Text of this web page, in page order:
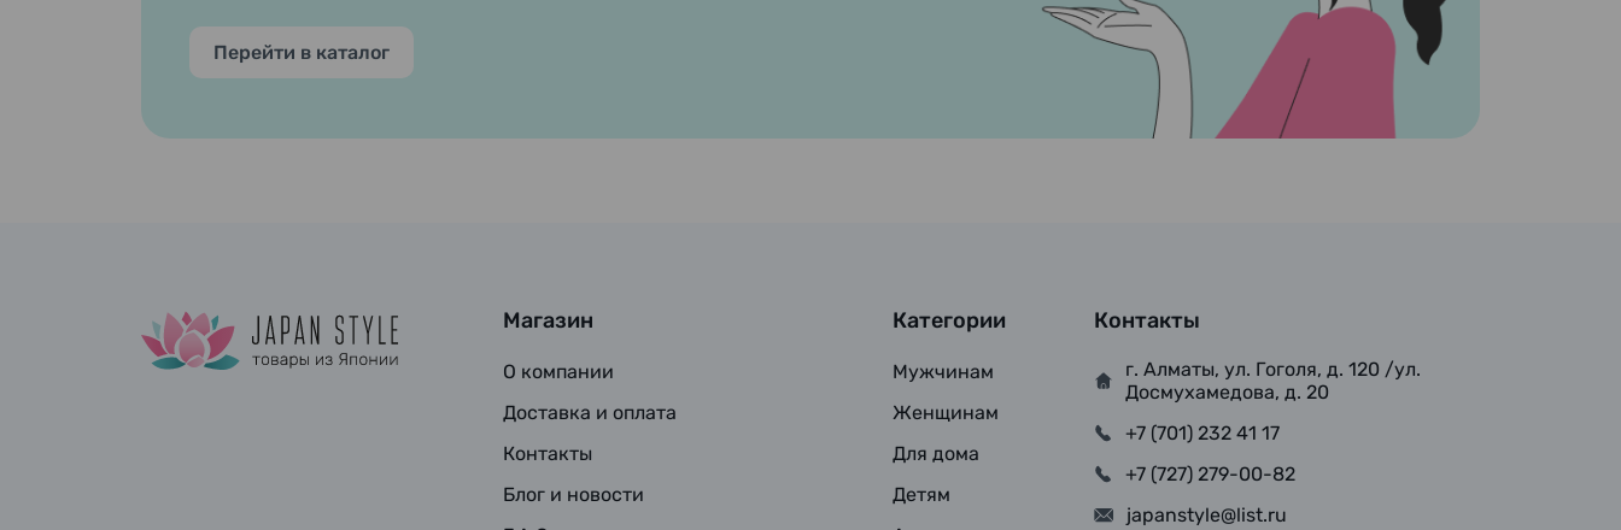
Перейти в каталог
Магазин
О компании
Доставка и оплата
Контакты
Блог и новости
Категории
Мужчинам
Женщинам
Для дома
Детям
Контакты
г. Алматы, ул. Гоголя, д. 120 /ул.
Досмухамедова, д. 20
+7 (701) 232 41 17
+7 (727) 279-00-82
japanstyle@list.ru